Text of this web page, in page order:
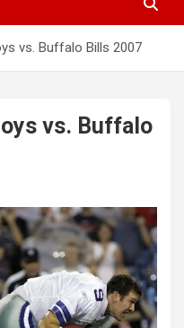
vs. Buffalo Bills 2007
vs. Buffalo